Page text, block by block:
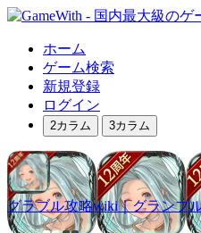
ホーム
ゲーム検索
新規登録
ログイン
2カラム 3カラム
グラブル攻略wiki｜グランブ